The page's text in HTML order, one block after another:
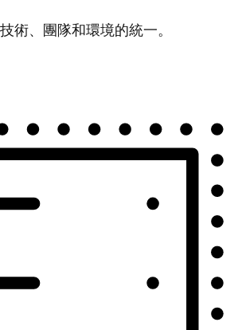
術、團隊和環境的統一。